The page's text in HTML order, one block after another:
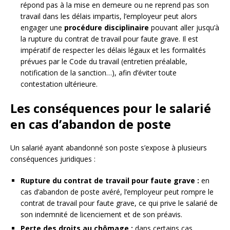
répond pas à la mise en demeure ou ne reprend pas son
travail dans les délais impartis, l’employeur peut alors
engager une procédure disciplinaire pouvant aller jusqu’à
la rupture du contrat de travail pour faute grave. Il est
impératif de respecter les délais légaux et les formalités
prévues par le Code du travail (entretien préalable,
notification de la sanction…), afin d’éviter toute
contestation ultérieure.
Les conséquences pour le salarié
en cas d’abandon de poste
Un salarié ayant abandonné son poste s’expose à plusieurs
conséquences juridiques :
Rupture du contrat de travail pour faute grave : en
cas d’abandon de poste avéré, l’employeur peut rompre le
contrat de travail pour faute grave, ce qui prive le salarié de
son indemnité de licenciement et de son préavis.